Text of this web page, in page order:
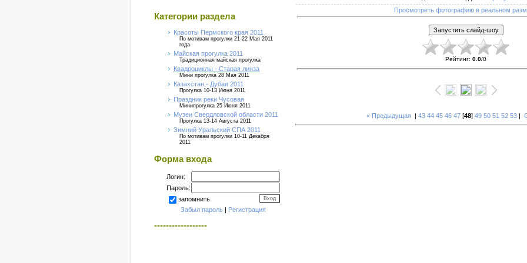
Категории раздела
Красоты Пермского края 2011
По мотивам прогулки 21-22 Мая 2011
года
Майская прогулка 2011
Традиционная майская прогулка
Квадроциклы - Старая линза
Мини прогулка 28 Мая 2011
Казахстан - Дубаи 2011
Прогулка 10-13 Июня 2011
Праздник реки Чусовая
Минипрогулка 25 Июня 2011
Музеи Свердловской области 2011
Прогулка 13-14 Августа 2011
Зимний Уральский СПА 2011
По мотивам прогулки 10-11 Декабря
2011
Форма входа
Логин:
Пароль:
запомнить
Забыл пароль | Регистрация
------------------
Просмотреть фотографию в реальном
Рейтинг: 0.0/0
« Предыдущая | 43 44 45 46 47 [48] 49 50 51 52 53 |